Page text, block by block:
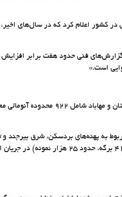
در کشور اعلام کرد که در سال‌های
فنی حدود هفت برابر
است.»
به گفته معاون اکتشاف، تاکنون ۳۷ گزارش